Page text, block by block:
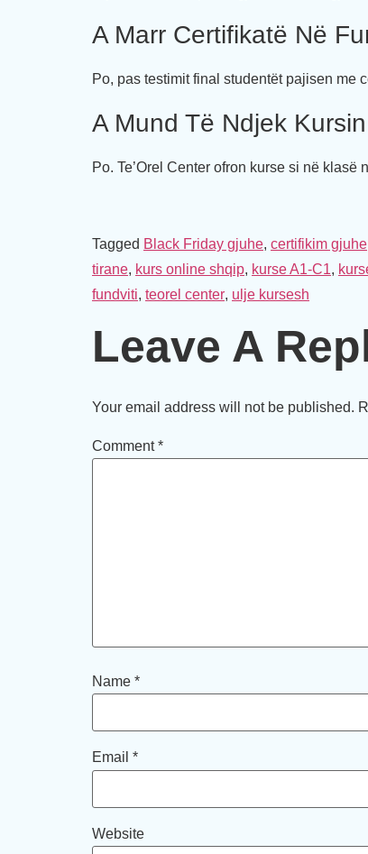
A Marr Certifikatë Në
Po, pas testimit final studentët pajisen me
A Mund Të Ndjek
Po. Te’Orel Center ofron kurse si në
Tagged Black Friday gjuhe, certifikim gjuhe
tirane, kurs online shqip, kurse A1-C1,
fundviti, teorel center, ulje kursesh
Leave A
Your email address will not be published.
Comment*
Name *
Email *
Website